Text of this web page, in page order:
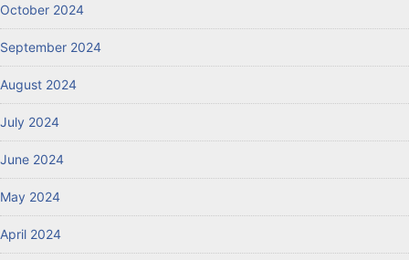
October 2024
September 2024
August 2024
July 2024
June 2024
May 2024
April 2024